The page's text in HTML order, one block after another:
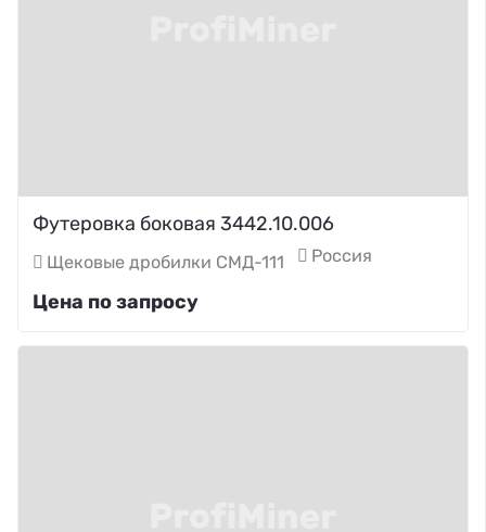
Футеровка боковая 3442.10.006
Щековые дробилки СМД-111 Россия
Цена по запросу